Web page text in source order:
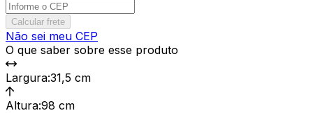
Calcular frete
Não sei meu CEP
O que saber sobre esse produto
Largura:31,5 cm
Altura:98 cm